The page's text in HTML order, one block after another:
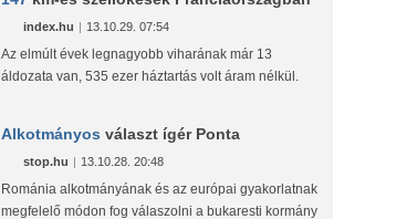
index.hu | 13.10.29. 07:54
Az elmúlt évek legnagyobb viharának már 13
áldozata van, 535 ezer háztartás volt áram nélkül.
Alkotmányos választ ígér Ponta
stop.hu | 13.10.28. 20:48
Románia alkotmányának és az európai gyakorlatnak
megfelelő módon fog válaszolni a bukaresti kormány